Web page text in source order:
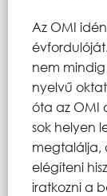
Az OMI
nem
nyelvű
óta az OMI
sok helyen
megtalálja,
elégíteni
iratkozni a